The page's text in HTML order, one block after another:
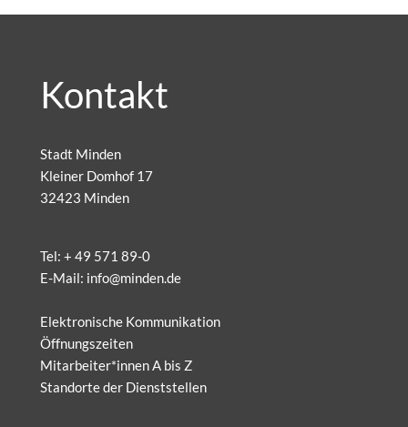
Kontakt
Stadt Minden
Kleiner Domhof 17
32423 Minden
Tel: + 49 571 89-0
E-Mail: info@minden.de
Elektronische Kommunikation
Öffnungszeiten
Mitarbeiter*innen A bis Z
Standorte der Dienststellen